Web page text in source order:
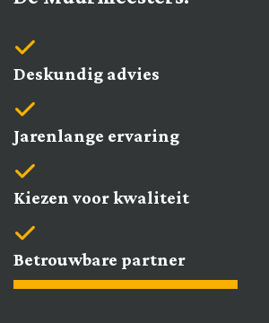
Deskundig advies
Jarenlange ervaring
Kiezen voor kwaliteit
Betrouwbare partner